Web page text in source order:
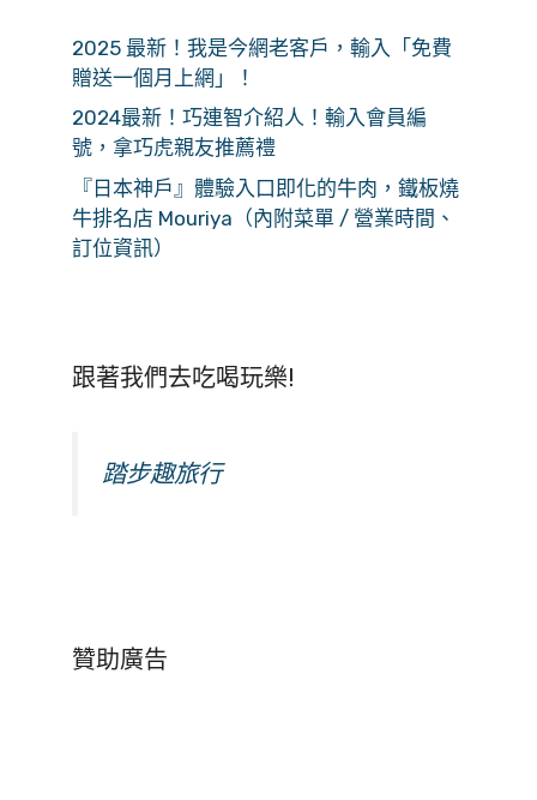
2025 最新！我是今網老客戶，輸入「免費
贈送一個月上網」！
2024最新！巧連智介紹人！輸入會員編
號，拿巧虎親友推薦禮
『日本神戶』體驗入口即化的牛肉，鐵板燒
牛排名店 Mouriya（內附菜單 / 營業時間、
訂位資訊）
跟著我們去吃喝玩樂!
踏步趣旅行
贊助廣告